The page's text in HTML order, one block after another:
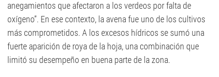
anegamientos que afectaron a los verdeos por falta de
oxígeno”. En ese contexto, la avena fue uno de los cultivos
más comprometidos. A los excesos hídricos se sumó una
fuerte aparición de roya de la hoja, una combinación que
limitó su desempeño en buena parte de la zona.